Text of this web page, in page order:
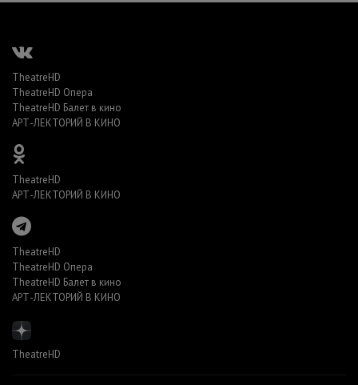
TheatreHD
TheatreHD Опера
TheatreHD Балет в кино
АРТ-ЛЕКТОРИЙ В КИНО
TheatreHD
АРТ-ЛЕКТОРИЙ В КИНО
TheatreHD
TheatreHD Опера
TheatreHD Балет в кино
АРТ-ЛЕКТОРИЙ В КИНО
TheatreHD